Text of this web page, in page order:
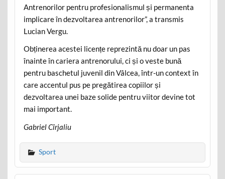
Antrenorilor pentru profesionalismul și permanenta
implicare în dezvoltarea antrenorilor”, a transmis
Lucian Vergu.
Obținerea acestei licențe reprezintă nu doar un pas
înainte în cariera antrenorului, ci și o veste bună
pentru baschetul juvenil din Vâlcea, într-un context în
care accentul pus pe pregătirea copiilor și
dezvoltarea unei baze solide pentru viitor devine tot
mai important.
Gabriel Cîrjaliu
Sport